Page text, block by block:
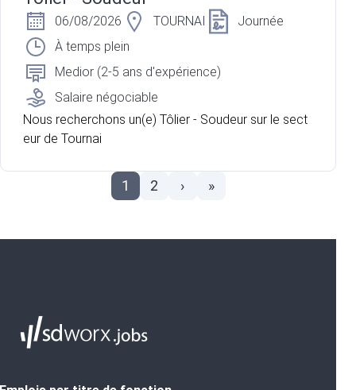
06/08/2026 TOURNAI
Journée
À temps plein
Medior (2-5 ans d'expérience)
Salaire négociable
Nous recherchons un(e) Tôlier - Soudeur sur le sect
eur de Tournai
1 2 › »